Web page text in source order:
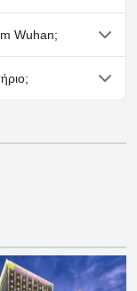
Wuhan;
Realm